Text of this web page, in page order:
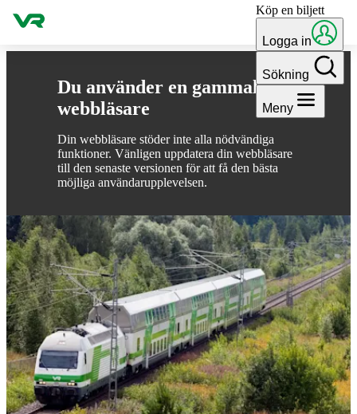
Du använder en gammal
webbläsare
Din webbläsare stöder inte alla nödvändiga
funktioner. Vänligen uppdatera din webbläsare
till den senaste versionen för att få den bästa
möjliga användarupplevelsen.
Gå till innehållet Köp en biljett
Logga in
Sökning
Meny